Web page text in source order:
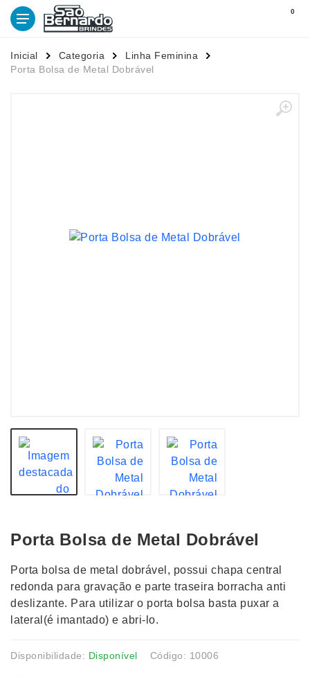
0
Inicial Categoria
Linha Feminina
Porta Bolsa de Metal Dobrável
Porta Bolsa de Metal Dobrável
Porta bolsa de metal dobrável, possui chapa central
redonda para gravação e parte traseira borracha anti
deslizante. Para utilizar o porta bolsa basta puxar a
lateral(é imantado) e abri-lo.
Disponibilidade: Disponível Código: 10006